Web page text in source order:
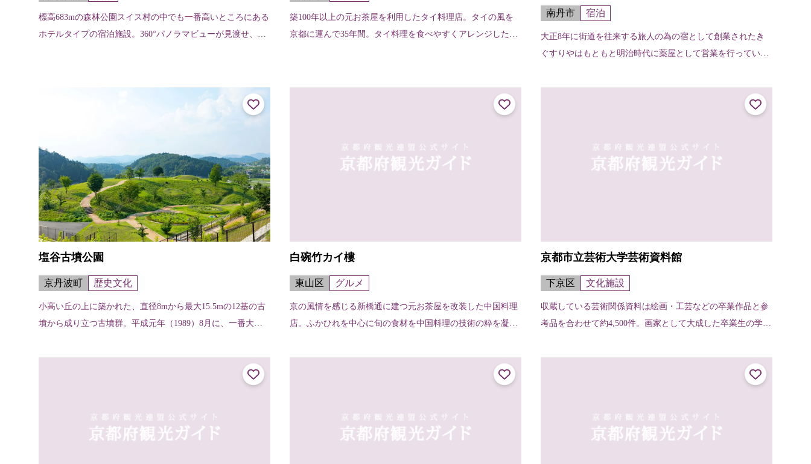
標高683mの森林公園スイス村の中でも一番高いところにある
ホテルタイプの宿泊施設。360°パノラマビューが見渡せ、春
築100年以上の元お茶屋を利用したタイ料理店。タイの風を
京都に運んで35年間。タイ料理を食べやすくアレンジした
南丹市 宿泊
大正8年に街道を往来する旅人の為の宿として創業されたき
ぐすりやはもともと明治時代に薬屋として営業を行ってい
も体も癒す宿にしたいと思っている。...
塩谷古墳公園
京丹波町 歴史文化
小高い丘の上に築かれた、直径8mから最大15.5mの12基の古
墳から成り立つ古墳群。平成元年（1989）8月に、一番大き
発掘され、一躍脚光...
白碗竹カイ樓
東山区 グルメ
京の風情を感じる新橋通に建つ元お茶屋を改装した中国料理
店。ふかひれを中心に旬の食材を中国料理の技術の粋を凝ら
書きます。
京都市立芸術大学芸術資料館
下京区 文化施設
収蔵している芸術関係資料は絵画・工芸などの卒業作品と参
考品を合わせて約4,500件。画家として大成した卒業生の学生
美術作品のほか、写生や下絵...